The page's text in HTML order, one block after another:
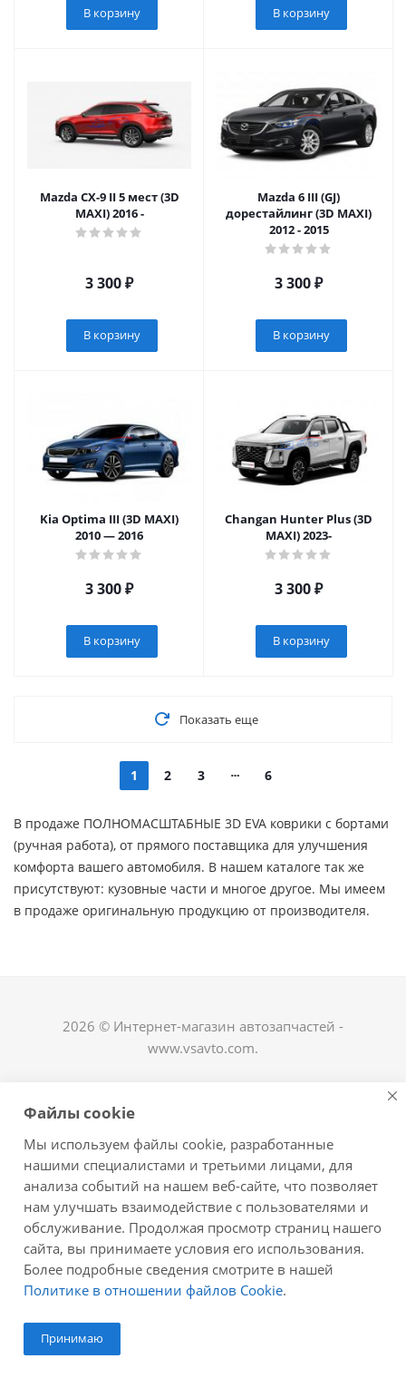
В корзину В корзину
Mazda CX-9 II 5 мест (3D
MAXI) 2016 -
3 300₽
В корзину
Mazda 6 III (GJ)
дорестайлинг (3D MAXI)
2012 - 2015
3 300₽
В корзину
Kia Optima III (3D MAXI)
2010 — 2016
3 300₽
В корзину
Changan Hunter Plus (3D
MAXI) 2023-
3 300₽
В корзину
Показать еще
1 2 3 6
В продаже ПОЛНОМАСШТАБНЫЕ 3D EVA коврики с бортами
(ручная работа), от прямого поставщика для улучшения
комфорта вашего автомобиля. В нашем каталоге так же
присутствуют: кузовные части и многое другое. Мы имеем
в продаже оригинальную продукцию от производителя.
2026 © Интернет-магазин автозапчастей -
www.vsavto.com.
+7 (8482) 622-122 avtovs@yandex.ru
г. Тольятти, ул. Офицерская 14, ГСК "Пламя", 4
этаж, офис 476
Оставайтесь на связи
Файлы cookie
Мы используем файлы cookie, разработанные
нашими специалистами и третьими лицами, для
анализа событий на нашем веб-сайте, что позволяет
нам улучшать взаимодействие с пользователями и
обслуживание. Продолжая просмотр страниц нашего
сайта, вы принимаете условия его использования.
Более подробные сведения смотрите в нашей
Политике в отношении файлов Cookie.
Принимаю